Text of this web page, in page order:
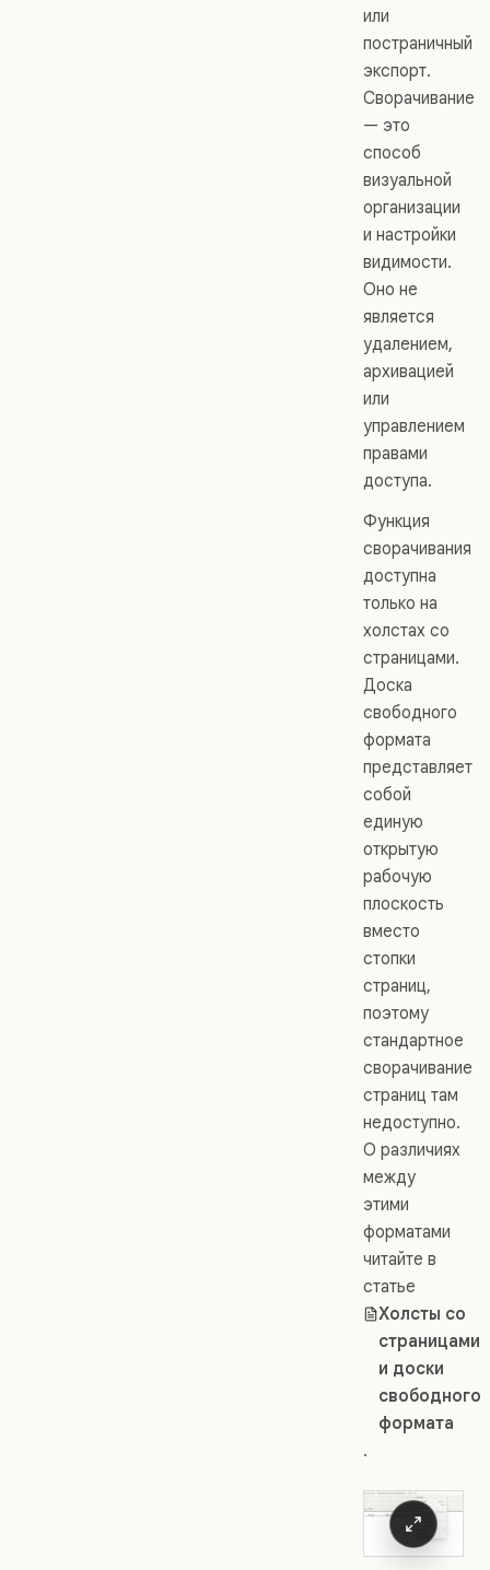
или
постраничный
экспорт.
Сворачивание
— это
способ
визуальной
организации
и настройки
видимости.
Оно не
является
удалением,
архивацией
или
управлением
правами
доступа.
Функция
сворачивания
доступна
только на
холстах со
страницами.
Доска
свободного
формата
представляет
собой
единую
открытую
рабочую
плоскость
вместо
стопки
страниц,
поэтому
стандартное
сворачивание
страниц там
недоступно.
О различиях
между
этими
форматами
читайте в
статье
Холсты со
страницами
и доски
свободного
формата
.